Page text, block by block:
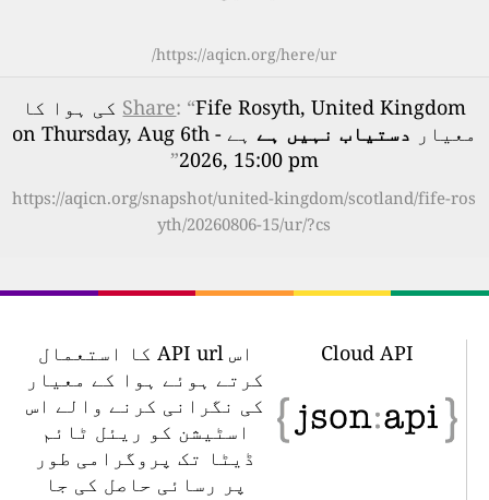
https://aqicn.org/here/ur/
Share : “
Fife Rosyth, United Kingdom کی ہوا کا
معیار دستیاب نہیں ہے
ہے - on Thursday, Aug 6th
2026, 15:00 pm
”
https://aqicn.org/snapshot/united-kingdom/scotland/fife-ros
yth/20260806-15/ur/?cs
Cloud API
اس API url کا استعمال
کرتے ہوئے ہوا کے معیار
کی نگرانی کرنے والے اس
اسٹیشن کو ریئل ٹائم
ڈیٹا تک پروگرامی طور
پر رسائی حاصل کی جا